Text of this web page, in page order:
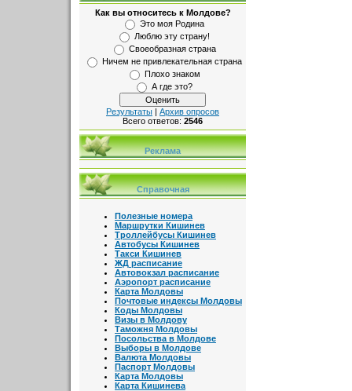
Как вы относитесь к Молдове?
Это моя Родина
Люблю эту страну!
Своеобразная страна
Ничем не привлекательная страна
Плохо знаком
А где это?
Результаты | Архив опросов
Всего ответов: 2546
Реклама
Справочная
Полезные номера
Маршрутки Кишинев
Троллейбусы Кишинев
Автобусы Кишинев
Такси Кишинев
ЖД расписание
Автовокзал расписание
Аэропорт расписание
Карта Молдовы
Почтовые индексы Молдовы
Коды Молдовы
Визы в Молдову
Таможня Молдовы
Посольства в Молдове
Выборы в Молдове
Валюта Молдовы
Паспорт Молдовы
Карта Молдовы
Карта Кишинева